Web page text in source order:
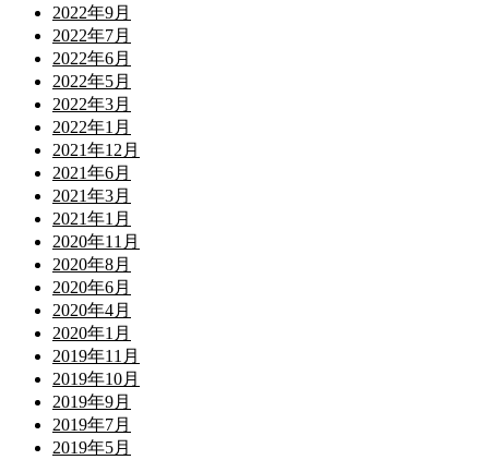
2022年9月
2022年7月
2022年6月
2022年5月
2022年3月
2022年1月
2021年12月
2021年6月
2021年3月
2021年1月
2020年11月
2020年8月
2020年6月
2020年4月
2020年1月
2019年11月
2019年10月
2019年9月
2019年7月
2019年5月